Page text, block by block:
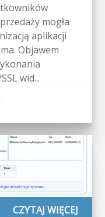
mogła
aplikacji
Objawem
wid...
CZYTAJ WIĘCEJ